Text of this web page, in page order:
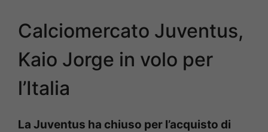
Calciomercato Juventus,
Kaio Jorge in volo per
l’Italia
La Juventus ha chiuso per l’acquisto di